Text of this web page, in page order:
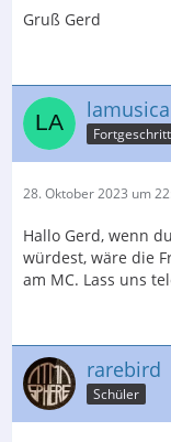
Gruß Gerd
lamusica
28. Oktober 2023 um
Hallo Gerd, wenn
würdest, wäre die
am MC. Lass uns
rarebird
Schüler